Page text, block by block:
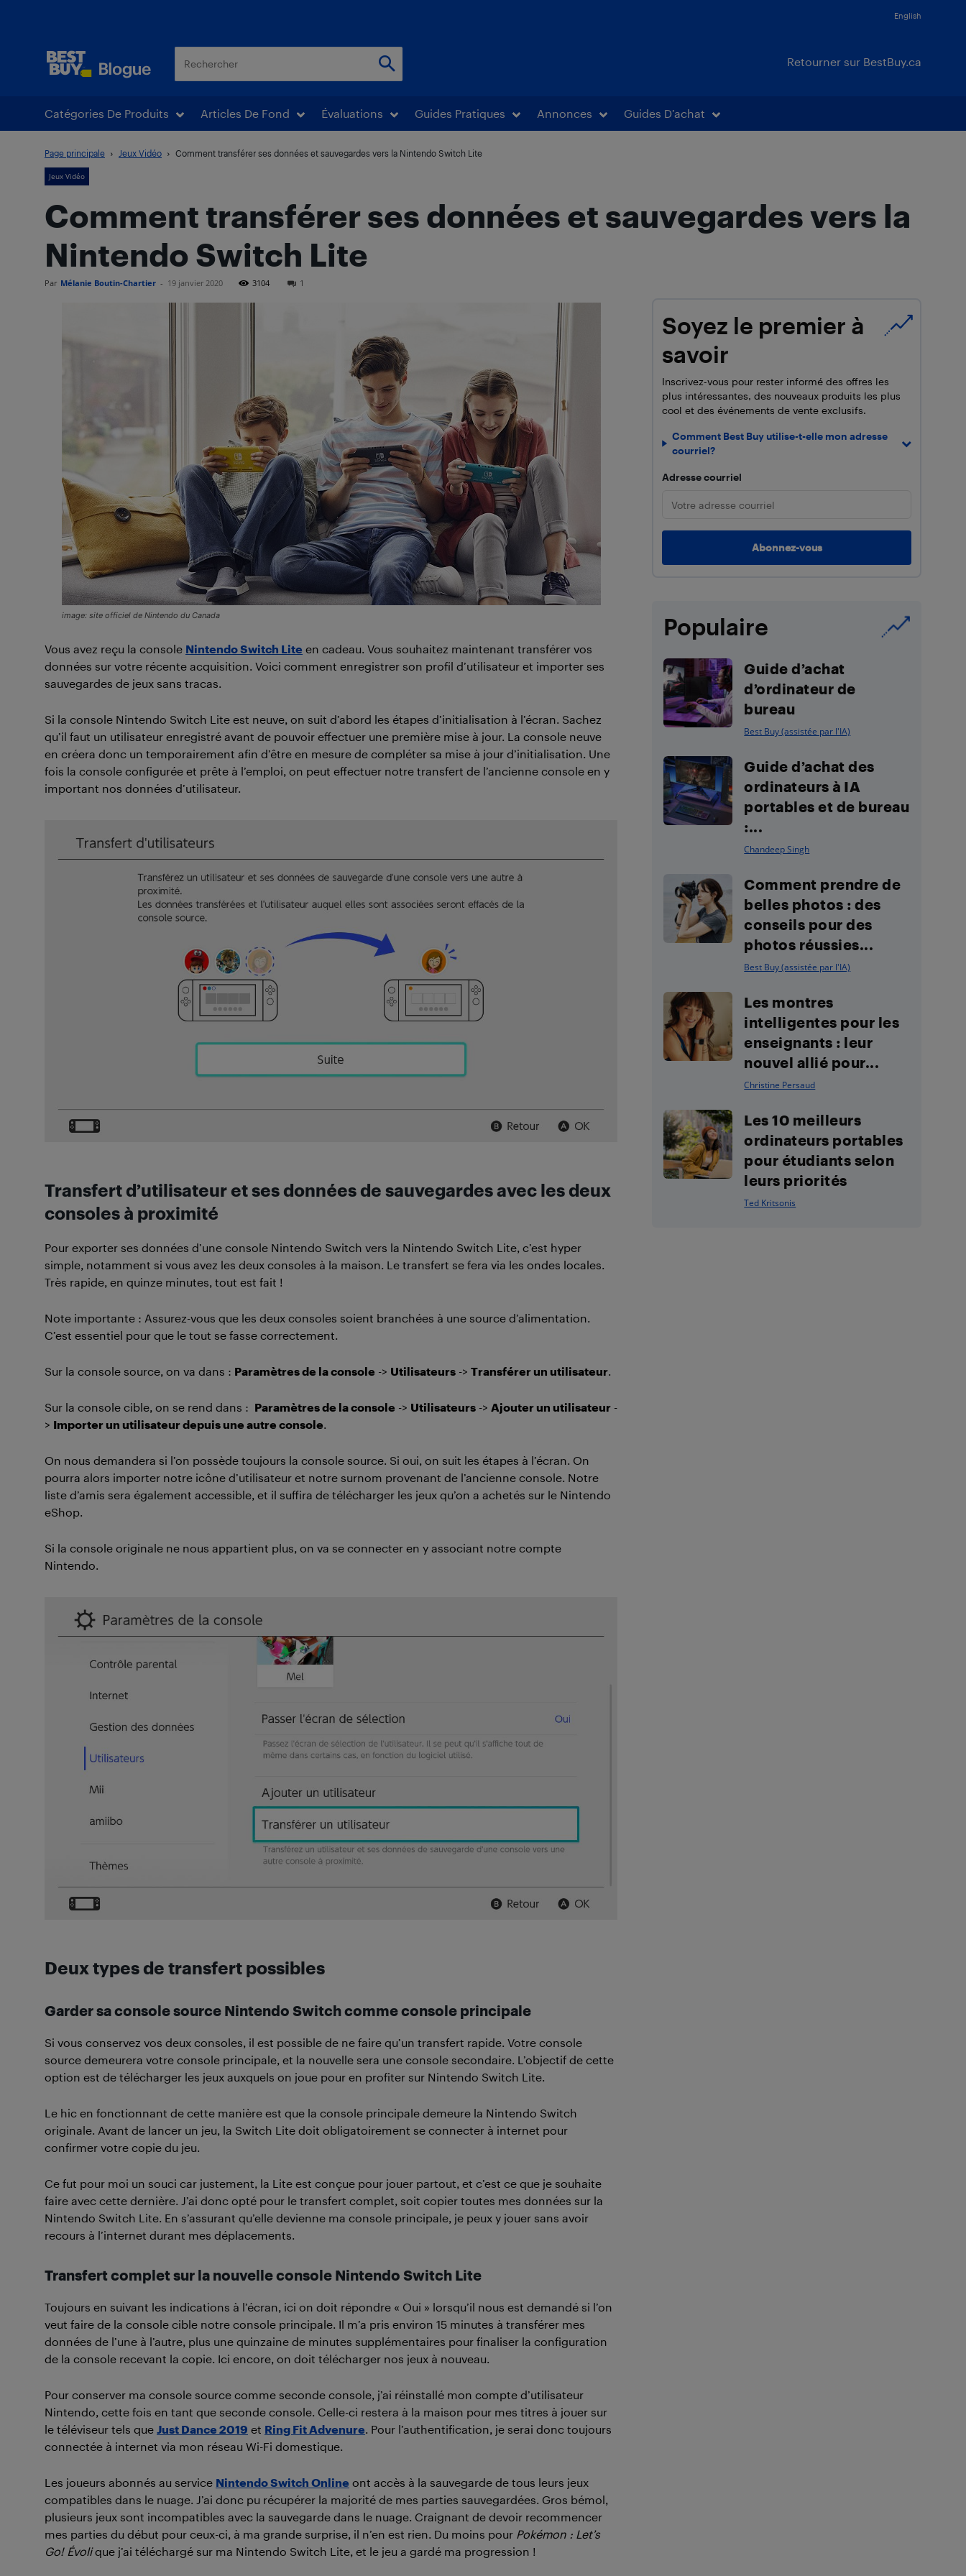
English
Retourner sur BestBuy.ca
Catégories De Produits Articles De Fond Évaluations Guides Pratiques Annonces Guides D’achat
Page principale Jeux Vidéo Comment transférer ses données et sauvegardes vers la Nintendo Switch Lite
Jeux Vidéo
Comment transférer ses données et sauvegardes vers la
Nintendo Switch Lite
Par Mélanie Boutin-Chartier - 19 janvier 2020 3104 1
image: site officiel de Nintendo du Canada
Vous avez reçu la console Nintendo Switch Lite en cadeau. Vous souhaitez maintenant transférer vos
données sur votre récente acquisition. Voici comment enregistrer son profil d’utilisateur et importer ses
sauvegardes de jeux sans tracas.
Si la console Nintendo Switch Lite est neuve, on suit d’abord les étapes d’initialisation à l’écran. Sachez
qu’il faut un utilisateur enregistré avant de pouvoir effectuer une première mise à jour. La console neuve
en créera donc un temporairement afin d’être en mesure de compléter sa mise à jour d’initialisation. Une
fois la console configurée et prête à l’emploi, on peut effectuer notre transfert de l’ancienne console en y
important nos données d’utilisateur.
Transfert d’utilisateur et ses données de sauvegardes avec les deux
consoles à proximité
Pour exporter ses données d’une console Nintendo Switch vers la Nintendo Switch Lite, c’est hyper
simple, notamment si vous avez les deux consoles à la maison. Le transfert se fera via les ondes locales.
Très rapide, en quinze minutes, tout est fait !
Note importante : Assurez-vous que les deux consoles soient branchées à une source d’alimentation.
C’est essentiel pour que le tout se fasse correctement.
Sur la console source, on va dans : Paramètres de la console -> Utilisateurs -> Transférer un utilisateur.
Sur la console cible, on se rend dans : Paramètres de la console -> Utilisateurs -> Ajouter un utilisateur -
> Importer un utilisateur depuis une autre console.
On nous demandera si l’on possède toujours la console source. Si oui, on suit les étapes à l’écran. On
pourra alors importer notre icône d’utilisateur et notre surnom provenant de l’ancienne console. Notre
liste d’amis sera également accessible, et il suffira de télécharger les jeux qu’on a achetés sur le Nintendo
eShop.
Si la console originale ne nous appartient plus, on va se connecter en y associant notre compte
Nintendo.
Deux types de transfert possibles
Garder sa console source Nintendo Switch comme console principale
Si vous conservez vos deux consoles, il est possible de ne faire qu’un transfert rapide. Votre console
source demeurera votre console principale, et la nouvelle sera une console secondaire. L’objectif de cette
option est de télécharger les jeux auxquels on joue pour en profiter sur Nintendo Switch Lite.
Le hic en fonctionnant de cette manière est que la console principale demeure la Nintendo Switch
originale. Avant de lancer un jeu, la Switch Lite doit obligatoirement se connecter à internet pour
confirmer votre copie du jeu.
Ce fut pour moi un souci car justement, la Lite est conçue pour jouer partout, et c’est ce que je souhaite
faire avec cette dernière. J’ai donc opté pour le transfert complet, soit copier toutes mes données sur la
Nintendo Switch Lite. En s’assurant qu’elle devienne ma console principale, je peux y jouer sans avoir
recours à l’internet durant mes déplacements.
Transfert complet sur la nouvelle console Nintendo Switch Lite
Toujours en suivant les indications à l’écran, ici on doit répondre « Oui » lorsqu’il nous est demandé si l’on
veut faire de la console cible notre console principale. Il m’a pris environ 15 minutes à transférer mes
données de l’une à l’autre, plus une quinzaine de minutes supplémentaires pour finaliser la configuration
de la console recevant la copie. Ici encore, on doit télécharger nos jeux à nouveau.
Pour conserver ma console source comme seconde console, j’ai réinstallé mon compte d’utilisateur
Nintendo, cette fois en tant que seconde console. Celle-ci restera à la maison pour mes titres à jouer sur
le téléviseur tels que Just Dance 2019 et Ring Fit Advenure. Pour l’authentification, je serai donc toujours
connectée à internet via mon réseau Wi-Fi domestique.
Les joueurs abonnés au service Nintendo Switch Online ont accès à la sauvegarde de tous leurs jeux
compatibles dans le nuage. J’ai donc pu récupérer la majorité de mes parties sauvegardées. Gros bémol,
plusieurs jeux sont incompatibles avec la sauvegarde dans le nuage. Craignant de devoir recommencer
mes parties du début pour ceux-ci, à ma grande surprise, il n’en est rien. Du moins pour Pokémon : Let’s
Go! Évolique j’ai téléchargé sur ma Nintendo Switch Lite, et le jeu a gardé ma progression !
Soyez le premier à
savoir
Inscrivez-vous pour rester informé des offres les
plus intéressantes, des nouveaux produits les plus
cool et des événements de vente exclusifs.
Comment Best Buy utilise-t-elle mon adresse
courriel?
Adresse courriel
Populaire
Guide d’achat
d’ordinateur de
bureau
Best Buy (assistée par l'IA)
Guide d’achat des
ordinateurs à IA
portables et de bureau
:...
Chandeep Singh
Comment prendre de
belles photos : des
conseils pour des
photos réussies...
Best Buy (assistée par l'IA)
Les montres
intelligentes pour les
enseignants : leur
nouvel allié pour...
Christine Persaud
Les 10 meilleurs
ordinateurs portables
pour étudiants selon
leurs priorités
Ted Kritsonis